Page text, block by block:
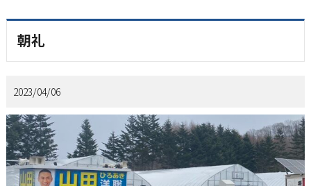
朝礼
2023/04/06